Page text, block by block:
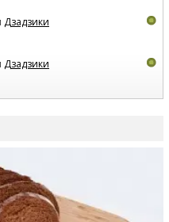
Дзадзики
Дзадзики